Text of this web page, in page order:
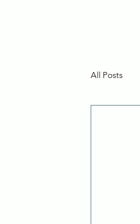
All Posts